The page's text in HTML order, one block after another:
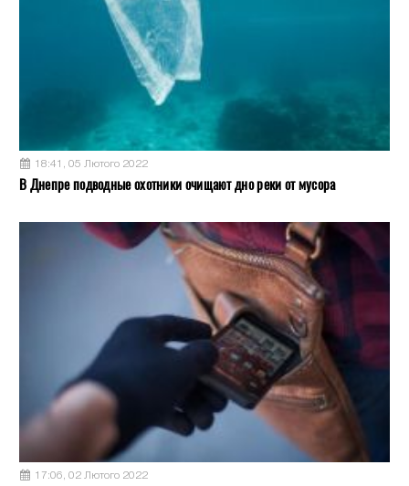
18:41, 05 Лютого 2022
В Днепре подводные охотники очищают дно реки от мусора
17:06, 02 Лютого 2022